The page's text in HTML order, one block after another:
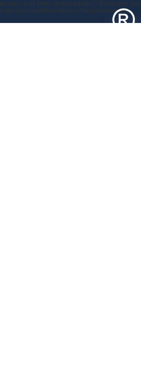
auch aufs Meer verlegt werden? Entdecken
für ein umweltfreundliches Rechenzentrum